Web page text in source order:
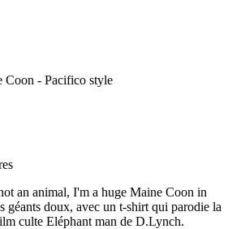
Coon - Pacifico style
an animal, I'm a huge Maine Coon in
géants doux, avec un t-shirt qui parodie la
culte Eléphant man de D.Lynch.